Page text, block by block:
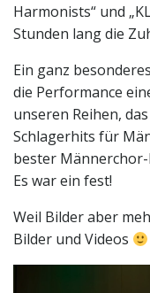
Harmonists“ und
Stunden lang die
Ein ganz
die Performance
unseren Reihen,
Schlagerhits für
bester
Es war ein fest!
Weil Bilder aber
Bilder und Videos